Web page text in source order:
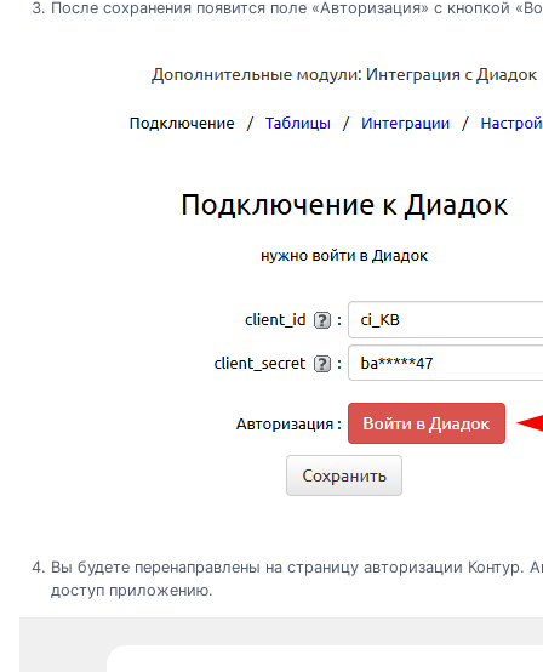
После сохранения появится поле «Авторизация» с кнопкой
Вы будете перенаправлены на страницу авторизации Контур.
доступ приложению.